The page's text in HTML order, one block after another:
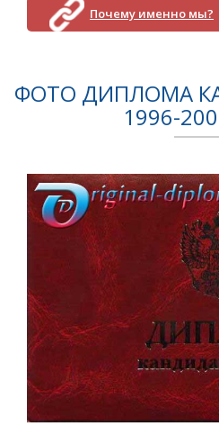
Почему именно мы?
ФОТО ДИПЛОМА
1996-